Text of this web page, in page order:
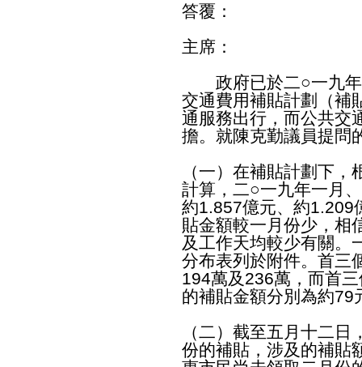
答覆：
主席：
政府已於二○一九年
交通費用補貼計劃（補
通服務出行，而公共交
擔。就陳克勤議員提問
（一）在補貼計劃下
計算，二○一九年一月
約1.857億元、約1.209
貼金額較一月份少，相
及工作天均較少有關。
分布表列於附件。首三
194萬及236萬，而首
的補貼金額分別為約79
（二）截至五月十二
份的補貼，涉及的補貼